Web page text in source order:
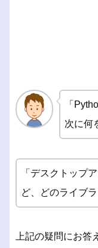
「
次に何
「デスクトップ
ど、どのライブ
上記の疑問にお答